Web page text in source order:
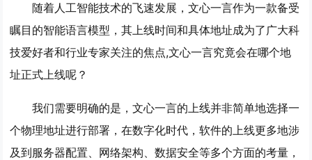
随着人工智能技术的飞速发展，文心一言作为一款备受
瞩目的智能语言模型，其上线时间和具体地址成为了广大科
技爱好者和行业专家关注的焦点,文心一言究竟会在哪个地
址正式上线呢？
我们需要明确的是，文心一言的上线并非简单地选择一
个物理地址进行部署，在数字化时代，软件的上线更多地涉
及到服务器配置、网络架构、数据安全等多个方面的考量，